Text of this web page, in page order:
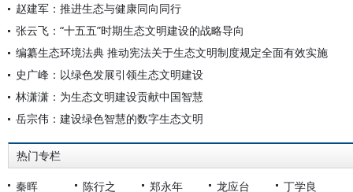
赵建军：推进生态与健康同向同行
张云飞：“十五五”时期生态文明建设的战略导向
编纂生态环境法典 推动宪法关于生态文明制度规定全面有效实施
史广峰：以绿色发展引领生态文明建设
林潇潇：为生态文明建设贡献中国智慧
岳宗伟：建设绿色智慧的数字生态文明
热门专栏
秦晖 陈行之 郑永年 龙应台 丁学良